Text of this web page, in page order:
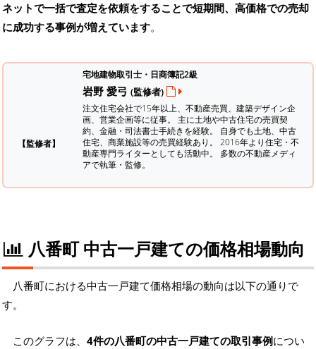
ネットで一括で査定を依頼をすることで短期間、高価格での売却
に成功する事例が増えています。
【監修者】
宅地建物取引士・日商簿記2級
岩野 愛弓 (監修者)
注文住宅会社で15年以上、不動産売買、建築デザイン企
画、営業企画等に従事。 主に土地や中古住宅の売買契
約、金融・司法書士手続きを経験。 自身でも土地、中古
住宅、商業施設等の売買経験あり。 2016年より住宅・不
動産専門ライターとしても活動中。 多数の不動産メディ
アで執筆・監修。
八番町 中古一戸建ての価格相場動向
八番町における中古一戸建て価格相場の動向は以下の通りで
す。
このグラフは、 4件の八番町の中古一戸建ての取引事例につい